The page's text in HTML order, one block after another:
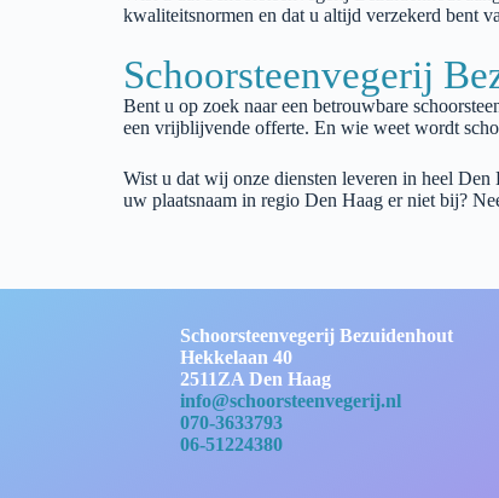
kwaliteitsnormen en dat u altijd verzekerd bent
Schoorsteenvegerij
Bent u op zoek naar een betrouwbare
een vrijblijvende offerte. En wie weet wordt
Wist u dat wij onze diensten leveren in heel
uw plaatsnaam in regio Den Haag er niet bij?
Schoorsteenvegerij Bezuidenhout
Hekkelaan 40
2511ZA Den Haag
info@schoorsteenvegerij.nl
070-3633793
06-51224380